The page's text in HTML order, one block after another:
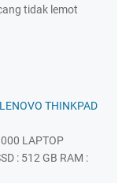
tidak lemot
THINKPAD
LAPTOP
: 512 GB RAM :